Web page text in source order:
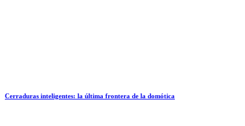
Cerraduras inteligentes: la última frontera de la domótica